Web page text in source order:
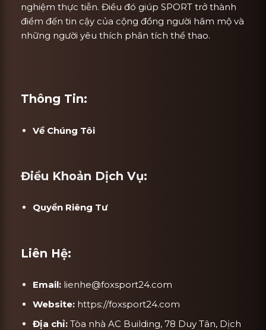
nghiệm thực tiễn. Điều đó giúp SPORT trở thành
điểm đến tin cậy của cộng đồng người hâm mộ và
những người yêu thích phân tích thể thao.
Thông Tin:
Về Chúng Tôi
Điều Khoản Dịch Vụ:
Quyền Riêng Tư
Liên Hệ:
Email: lienhe@foxsport24.com
Website: https://foxsport24.com
Địa chỉ: Tòa nhà AC Building, 78 Duy Tân, Dịch